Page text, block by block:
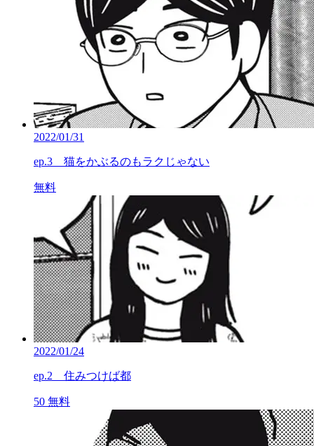
2022/01/31
ep.3 猫をかぶるのもラクじゃない
無料
2022/01/24
ep.2 住みつけば都
50 無料